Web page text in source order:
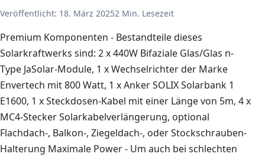
Veröffentlicht: 18. März 20252 Min. Lesezeit
Premium Komponenten - Bestandteile dieses
Solarkraftwerks sind: 2 x 440W Bifaziale Glas/Glas n-
Type JaSolar-Module, 1 x Wechselrichter der Marke
Envertech mit 800 Watt, 1 x Anker SOLIX Solarbank 1
E1600, 1 x Steckdosen-Kabel mit einer Länge von 5m, 4 x
MC4-Stecker Solarkabelverlängerung, optional
Flachdach-, Balkon-, Ziegeldach-, oder Stockschrauben-
Halterung Maximale Power - Um auch bei schlechten